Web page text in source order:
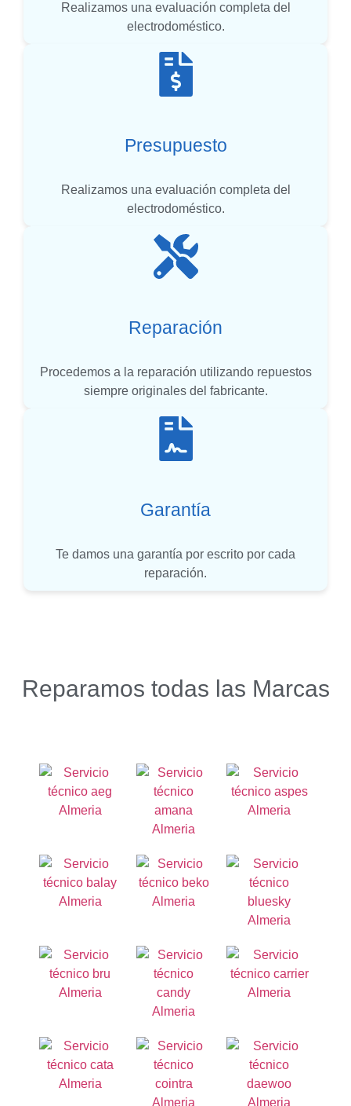
Realizamos una evaluación completa del
electrodoméstico.
Presupuesto
Realizamos una evaluación completa del
electrodoméstico.
Reparación
Procedemos a la reparación utilizando repuestos
siempre originales del fabricante.
Garantía
Te damos una garantía por escrito por cada
reparación.
Reparamos todas las Marcas